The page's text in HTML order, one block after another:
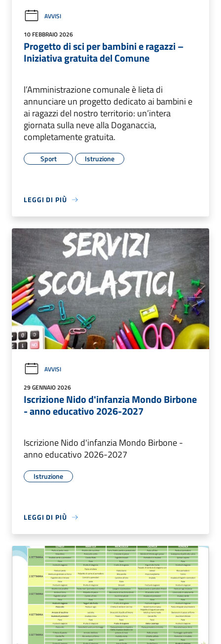
AVVISI
10 FEBBRAIO 2026
Progetto di sci per bambini e ragazzi –
Iniziativa gratuita del Comune
l’Amministrazione comunale è lieta di
annunciare un progetto dedicato ai bambini e
ai ragazzi del nostro territorio: un’intera
giornata sulla neve alla Doganaccia,
completamente gratuita.
Sport Istruzione
LEGGI DI PIÙ
AVVISI
29 GENNAIO 2026
Iscrizione Nido d'infanzia Mondo Birbone
- anno educativo 2026-2027
Iscrizione Nido d'infanzia Mondo Birbone -
anno educativo 2026-2027
Istruzione
LEGGI DI PIÙ